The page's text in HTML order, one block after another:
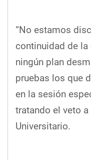
“No estamos
continuidad de
ningún plan
pruebas los que
en la sesión
tratando el veto
Universitario.